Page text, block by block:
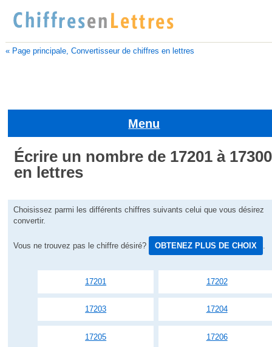
« Page principale, Convertisseur de chiffres en lettres
Menu
Écrire un nombre de 17201 à 17300
en lettres
Choisissez parmi les différents chiffres suivants celui que vous désirez
convertir.
Vous ne trouvez pas le chiffre désiré? OBTENEZ PLUS DE CHOIX
17201 17202
17203 17204
17205 17206